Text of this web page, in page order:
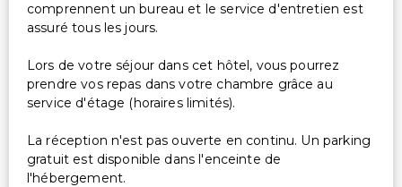
comprennent un bureau et le service d'entretien est
assuré tous les jours.
Lors de votre séjour dans cet hôtel, vous pourrez
prendre vos repas dans votre chambre grâce au
service d'étage (horaires limités).
La réception n'est pas ouverte en continu. Un parking
gratuit est disponible dans l'enceinte de
l'hébergement.